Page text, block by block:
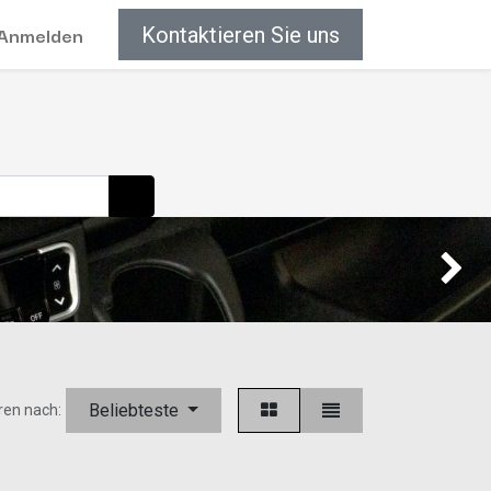
Kontaktieren Sie uns
Weiter
nach: Beliebteste